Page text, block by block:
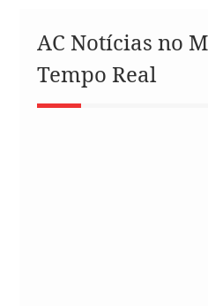
AC Notícias no
Tempo Real